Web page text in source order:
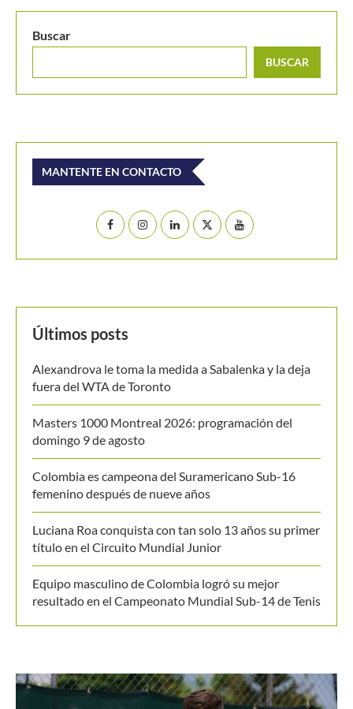
Ranking WTA: Osaka revoluciona la historia del tenis
Buscar
MANTENTE EN CONTACTO
Últimos posts
Alexandrova le toma la medida a Sabalenka y la deja
fuera del WTA de Toronto
Colombia es campeona del Suramericano Sub-16